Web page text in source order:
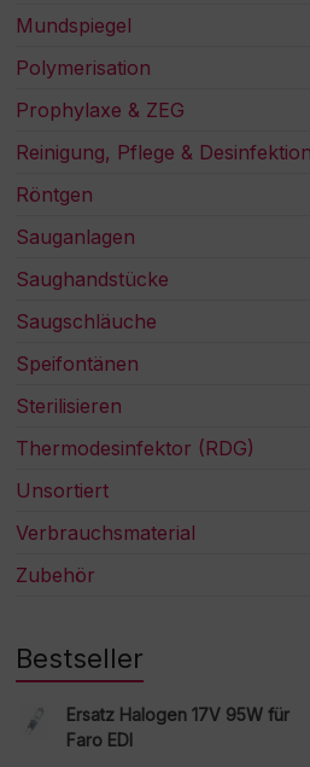
Mundspiegel
Polymerisation
Prophylaxe & ZEG
Reinigung, Pflege & Desinfektion
Röntgen
Sauganlagen
Saughandstücke
Saugschläuche
Speifontänen
Sterilisieren
Thermodesinfektor (RDG)
Unsortiert
Verbrauchsmaterial
Zubehör
Bestseller
Ersatz Halogen 17V 95W für
Faro EDI